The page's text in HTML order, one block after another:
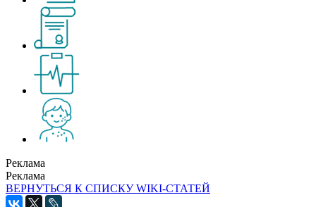
Реклама
Реклама
ВЕРНУТЬСЯ К СПИСКУ WIKI-СТАТЕЙ